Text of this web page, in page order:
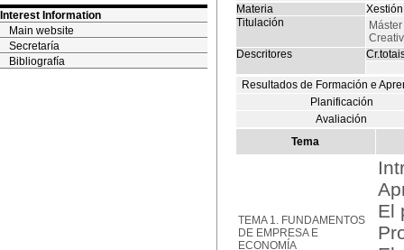
Interest Information
Main website
Secretaría
Bibliografía
Materia
Titulación
Descritores
Resultados de Formación e
Planificación
Avaliación
Tema
TEMA 1. FUNDAMENTOS
DE EMPRESA E
ECONOMÍA
El